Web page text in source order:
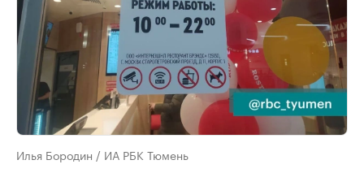
Илья Бородин / ИА РБК Тюмень